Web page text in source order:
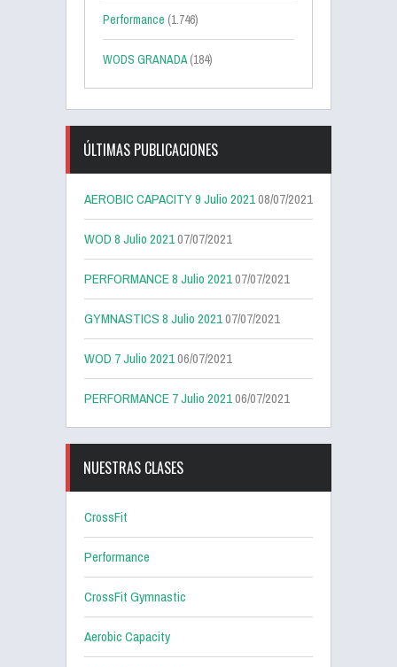
Performance (1.746)
WODS GRANADA(184)
ÚLTIMAS PUBLICACIONES
AEROBIC CAPACITY 9 Julio 202108/07/2021
WOD 8 Julio 202107/07/2021
PERFORMANCE 8 Julio 202107/07/2021
GYMNASTICS 8 Julio 202107/07/2021
WOD 7 Julio 202106/07/2021
PERFORMANCE 7 Julio 202106/07/2021
NUESTRAS CLASES
CrossFit
Performance
CrossFit Gymnastic
Aerobic Capacity